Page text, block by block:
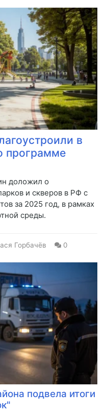
в
программе
доложил о
и скверов в РФ с
за 2025 год, в рамках
среды.
Горбачёв 0
подвела итоги